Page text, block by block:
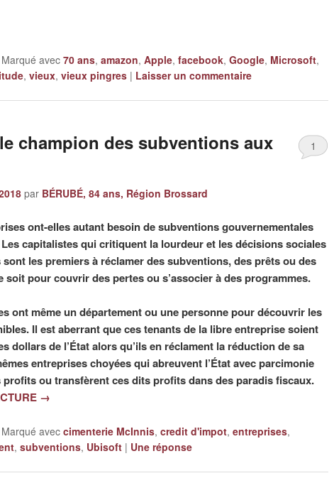
Marqué avec 70 ans, amazon, Apple, facebook, Google, Microsoft,
, vieux, vieux pingres | Laisser un commentaire
champion des subventions aux
par BÉRUBÉ, 84 ans, Région Brossard
1
ont-elles autant besoin de subventions gouvernementales
capitalistes qui critiquent la lourdeur et les décisions sociales
les premiers à réclamer des subventions, des prêts ou des
soit pour couvrir des pertes ou s’associer à des programmes.
ont même un département ou une personne pour découvrir les
Il est aberrant que ces tenants de la libre entreprise soient
dollars de l’État alors qu’ils en réclament la réduction de sa
entreprises choyées qui abreuvent l’État avec parcimonie
ou transfèrent ces dits profits dans des paradis fiscaux.
→
Marqué avec cimenterie McInnis, credit d'impot, entreprises,
, subventions, Ubisoft | Une réponse